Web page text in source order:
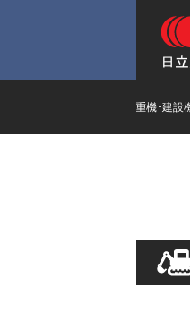
重機･建設